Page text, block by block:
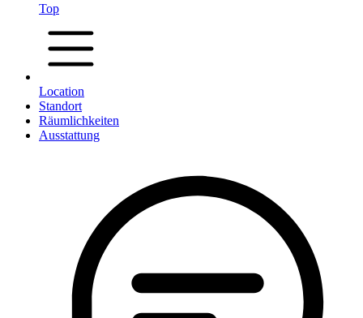
Top
Location
Standort
Räumlichkeiten
Ausstattung